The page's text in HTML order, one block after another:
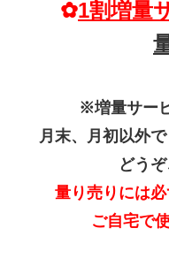
✿1割増量
※増量サー
月末、月初以外
どう
量り売りには
ご自宅で